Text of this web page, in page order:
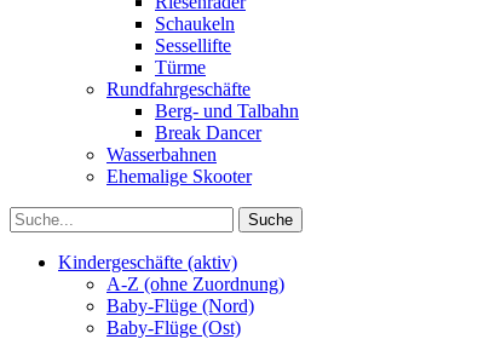
Schaukeln
Sessellifte
Türme
Rundfahrgeschäfte
Berg- und Talbahn
Break Dancer
Wasserbahnen
Ehemalige Skooter
Kindergeschäfte (aktiv)
A-Z (ohne Zuordnung)
Baby-Flüge (Nord)
Baby-Flüge (Ost)